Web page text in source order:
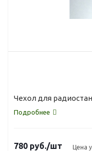
Чехол для
Подробнее
780 руб./шт
Цена